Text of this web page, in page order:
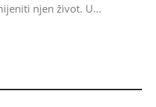
njen život. U...